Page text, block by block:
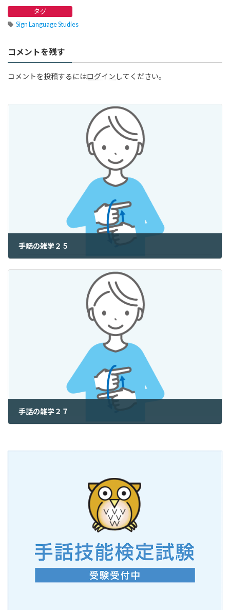
タグ
Sign Language Studies
コメントを残す
コメントを投稿するにはログイン してください。
手話の雑学２５
手話の雑学２７